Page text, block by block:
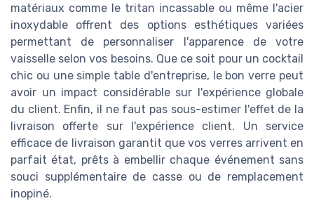
matériaux comme le tritan incassable ou même l'acier
inoxydable offrent des options esthétiques variées
permettant de personnaliser l'apparence de votre
vaisselle selon vos besoins. Que ce soit pour un cocktail
chic ou une simple table d'entreprise, le bon verre peut
avoir un impact considérable sur l'expérience globale
du client. Enfin, il ne faut pas sous-estimer l'effet de la
livraison offerte sur l'expérience client. Un service
efficace de livraison garantit que vos verres arrivent en
parfait état, prêts à embellir chaque événement sans
souci supplémentaire de casse ou de remplacement
inopiné.